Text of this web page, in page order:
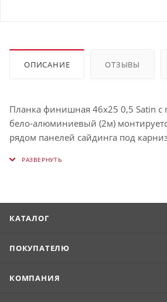
ОПИСАНИЕ ОТЗЫВЫ
Планка финишная 46х25 0,5 Satin с
бело-алюминиевый (2м)
рядом панелей сайдинга под
КАТАЛОГ
ПОКУПАТЕЛЮ
КОМПАНИЯ